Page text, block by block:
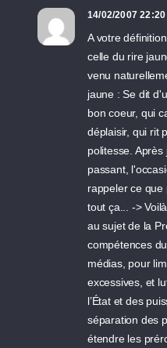
14/02/2007
A votre
celle du rire
venu
jaune : Se dit
bon coeur, qui
déplaisir, qui rit
politesse. Après
passant,
rappeler ce que
tout ça... ->
au sujet de la
compétences
médias, pour
excessives, et
l’État et des
séparation des
étendre les